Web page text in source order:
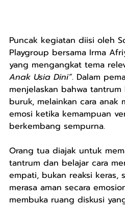
Puncak kegiatan diisi oleh
Playgroup bersama Irma
yang mengangkat tema
Anak Usia Dini”. Dalam
menjelaskan bahwa
buruk, melainkan cara anak
emosi ketika kemampuan
berkembang sempurna.
Orang tua diajak untuk
tantrum dan belajar cara
empati, bukan reaksi keras,
merasa aman secara
membuka ruang diskusi